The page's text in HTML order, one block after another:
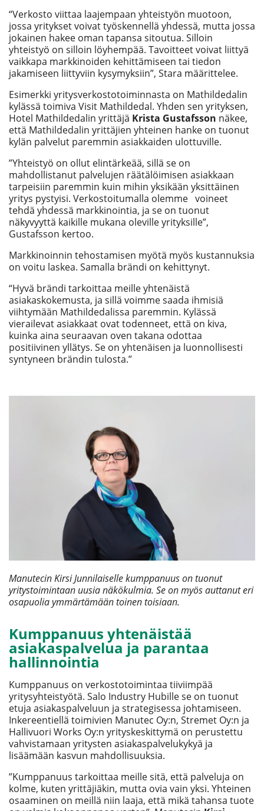
“Verkosto viittaa laajempaan yhteistyön muotoon,
jossa yritykset voivat työskennellä yhdessä, mutta jossa
jokainen hakee oman tapansa sitoutua. Silloin
yhteistyö on silloin löyhempää. Tavoitteet voivat liittyä
vaikkapa markkinoiden kehittämiseen tai tiedon
jakamiseen liittyviin kysymyksiin”, Stara määrittelee.
Esimerkki yritysverkostotoiminnasta on Mathildedalin
kylässä toimiva Visit Mathildedal. Yhden sen yrityksen,
Hotel Mathildedalin yrittäjä Krista Gustafsson näkee,
että Mathildedalin yrittäjien yhteinen hanke on tuonut
kylän palvelut paremmin asiakkaiden ulottuville.
”Yhteistyö on ollut elintärkeää, sillä se on
mahdollistanut palvelujen räätälöimisen asiakkaan
tarpeisiin paremmin kuin mihin yksikään yksittäinen
yritys pystyisi. Verkostoitumalla olemme voineet
tehdä yhdessä markkinointia, ja se on tuonut
näkyvyyttä kaikille mukana oleville yrityksille”,
Gustafsson kertoo.
Markkinoinnin tehostamisen myötä myös kustannuksia
on voitu laskea. Samalla brändi on kehittynyt.
“Hyvä brändi tarkoittaa meille yhtenäistä
asiakaskokemusta, ja sillä voimme saada ihmisiä
viihtymään Mathildedalissa paremmin. Kylässä
vierailevat asiakkaat ovat todenneet, että on kiva,
kuinka aina seuraavan oven takana odottaa
positiivinen yllätys. Se on yhtenäisen ja luonnollisesti
syntyneen brändin tulosta.”
Manutecin Kirsi Junnilaiselle kumppanuus on tuonut
yritystoimintaan uusia näkökulmia. Se on myös auttanut eri
osapuolia ymmärtämään toinen toisiaan.
Kumppanuus yhtenäistää
asiakaspalvelua ja parantaa
hallinnointia
Kumppanuus on verkostotoimintaa tiiviimpää
yritysyhteistyötä. Salo Industry Hubille se on tuonut
etuja asiakaspalveluun ja strategisessa johtamiseen.
Inkereentiellä toimivien Manutec Oy:n, Stremet Oy:n ja
Hallivuori Works Oy:n yrityskeskittymä on perustettu
vahvistamaan yritysten asiakaspalvelukykyä ja
lisäämään kasvun mahdollisuuksia.
”Kumppanuus tarkoittaa meille sitä, että palveluja on
kolme, kuten yrittäjiäkin, mutta ovia vain yksi. Yhteinen
osaaminen on meillä niin laaja, että mikä tahansa tuote